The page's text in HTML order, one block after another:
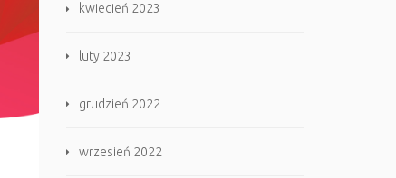
kwiecień 2023
luty 2023
grudzień 2022
wrzesień 2022